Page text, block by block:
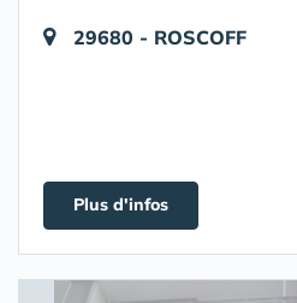
29680 - ROSCOFF
Plus d'infos